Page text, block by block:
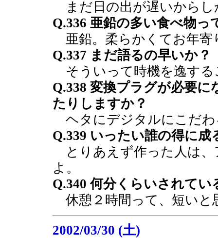
まだ日の出が遅いからし
Q.336 亜鉛の多い食べ物っ
亜鉛。柔らかくてお年寄
Q.337 まだ語るの早いか？
そういって時機を逸する
Q.338 変換プラグが必要
たりしますか？
ヘタにデジタルにこだ
Q.339 いったい誰の得に成
とりあえず作った人は、
よ。
Q.340 何分くらいされて
休憩２時間って、短いと
2002/03/30 (土)